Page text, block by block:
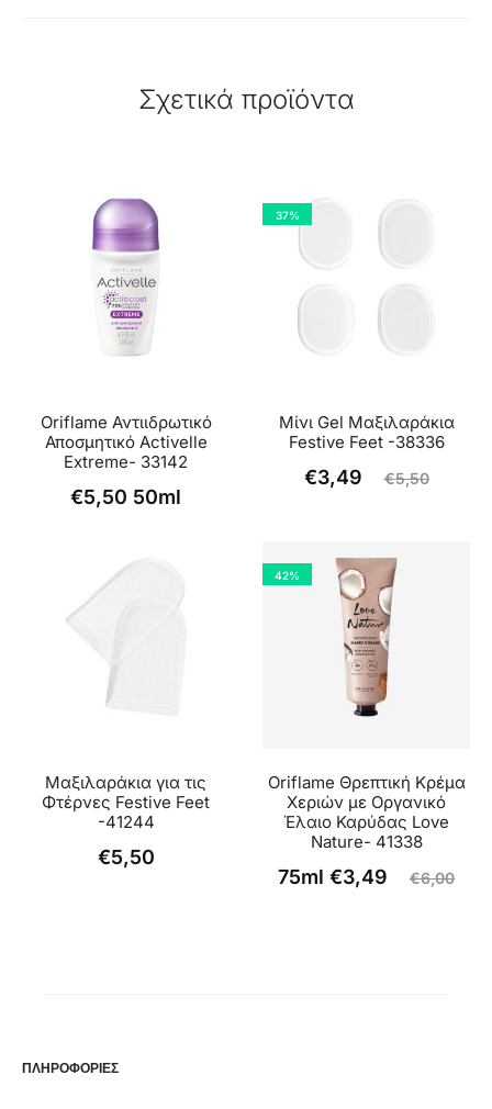
Σχετικά προϊόντα
Oriflame Αντιιδρωτικό
Αποσμητικό Activelle
Extreme- 33142
€5,50 50ml
37%
Μίνι Gel Μαξιλαράκια
Festive Feet -38336
€5,50
Original
€5,50.
€3,49
Η
είναι:
Μαξιλαράκια για τις
Φτέρνες Festive Feet
-41244
€5,50
42%
Oriflame Θρεπτική Κρέμα
Χεριών με Οργανικό
Έλαιο Καρύδας Love
Nature- 41338
€6,00
Original
€3,49
Η
75ml
ΠΛΗΡΟΦΟΡΙΕΣ